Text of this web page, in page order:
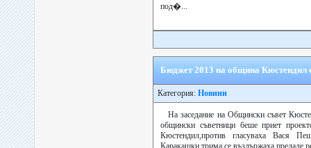
под�...
Бюджет 2013 на община Кюстендил
Категория: Новини
На заседание на Общински съвет
общински съветници беше приет
Кюстендил,против гласуваха Вася
Каракашки,трима се въздържаха,предаде